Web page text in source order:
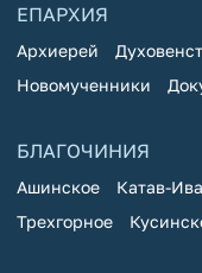
ЕПАРХИЯ
Архиерей
Новомученники
БЛАГОЧИНИЯ
Ашинское Катав-
Трехгорное